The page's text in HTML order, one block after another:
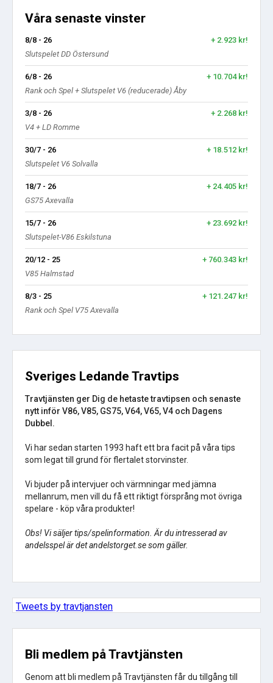
Våra senaste vinster
8/8 - 26
+ 2.923 kr!
Slutspelet DD Östersund
6/8 - 26
+ 10.704 kr!
Rank och Spel + Slutspelet V6 (reducerade) Åby
3/8 - 26
+ 2.268 kr!
V4 + LD Romme
30/7 - 26
+ 18.512 kr!
Slutspelet V6 Solvalla
18/7 - 26
+ 24.405 kr!
GS75 Axevalla
15/7 - 26
+ 23.692 kr!
Slutspelet-V86 Eskilstuna
20/12 - 25
+ 760.343 kr!
V85 Halmstad
8/3 - 25
+ 121.247 kr!
Rank och Spel V75 Axevalla
Sveriges Ledande Travtips
Travtjänsten ger Dig de hetaste travtipsen och senaste
nytt inför V86, V85, GS75, V64, V65, V4 och Dagens
Dubbel.
Vi har sedan starten 1993 haft ett bra facit på våra tips
som legat till grund för flertalet storvinster.
Vi bjuder på intervjuer och värmningar med jämna
mellanrum, men vill du få ett riktigt försprång mot övriga
spelare - köp våra produkter!
Obs! Vi säljer tips/spelinformation. Är du intresserad av
andelsspel är det andelstorget.se som gäller.
Tweets by travtjansten
Bli medlem på Travtjänsten
Genom att bli medlem på Travtjänsten får du tillgång till